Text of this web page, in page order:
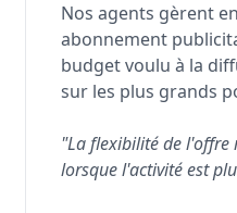
Nos agents gèrent
abonnement
budget voulu à la
sur les plus grands
"La flexibilité de l'offre
lorsque l'activité est